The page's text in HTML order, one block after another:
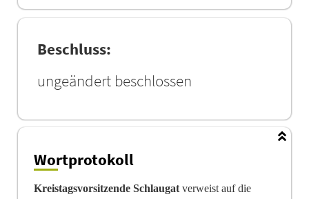
Beschluss:
ungeändert beschlossen
Wortprotokoll
Kreistagsvorsitzende Schlaugatverweist auf die